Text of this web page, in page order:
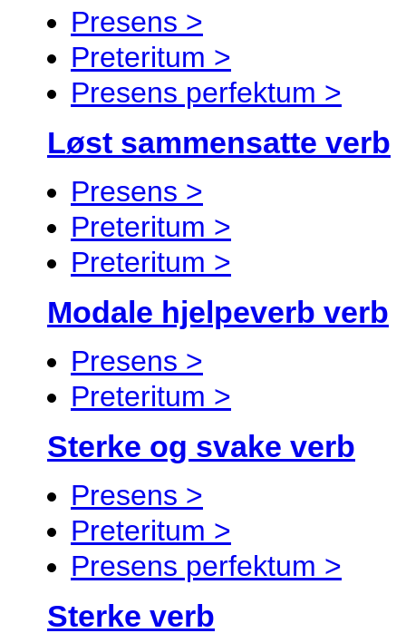
Presens >
Preteritum >
Presens perfektum >
Løst sammensatte verb
Presens >
Preteritum >
Preteritum >
Modale hjelpeverb verb
Presens >
Preteritum >
Sterke og svake verb
Presens >
Preteritum >
Presens perfektum >
Sterke verb